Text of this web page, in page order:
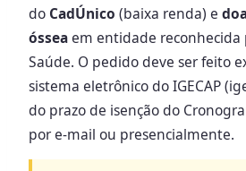
do CadÚnico (baixa renda) e
ósseaem entidade reconhecida
Saúde. O pedido deve ser feito
sistema eletrônico do IGECAP
do prazo de isenção do
por e-mail ou presencialmente.